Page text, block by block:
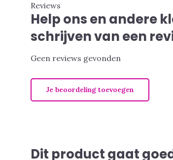
Reviews
Help ons en andere
schrijven van een
Geen reviews gevonden
Je beoordeling toevoegen
Dit product gaat